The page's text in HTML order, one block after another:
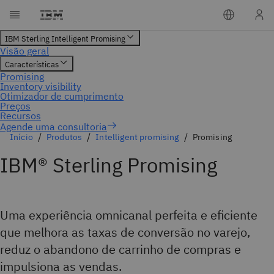
Agende uma consultoria
Início Produtos Intelligent promising Promising
IBM® Sterling Promising
Uma experiência omnicanal perfeita e eficiente
que melhora as taxas de conversão no varejo,
reduz o abandono de carrinho de compras e
impulsiona as vendas.